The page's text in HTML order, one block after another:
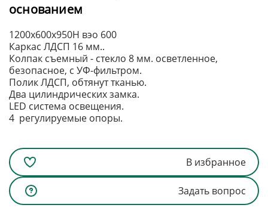
основанием
Каркас ЛДСП 16 мм..
Колпак съемный - стекло 8 мм. осветленное,
безопасное, с УФ-фильтром.
Полик ЛДСП, обтянут тканью.
Два цилиндрических замка.
LED система освещения.
4 регулируемые опоры.
1200x600x950H вэо 600
В избранное
Задать вопрос